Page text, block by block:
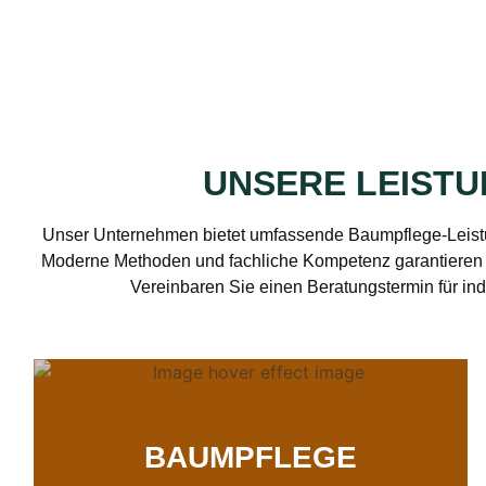
UNSERE
Unser Unternehmen bietet umfassende Baumpflege-
Moderne Methoden und fachliche Kompetenz
Vereinbaren Sie einen Beratungstermin für
BAUMPFLEGE